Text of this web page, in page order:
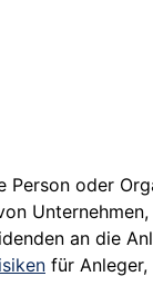
oder
an die
für